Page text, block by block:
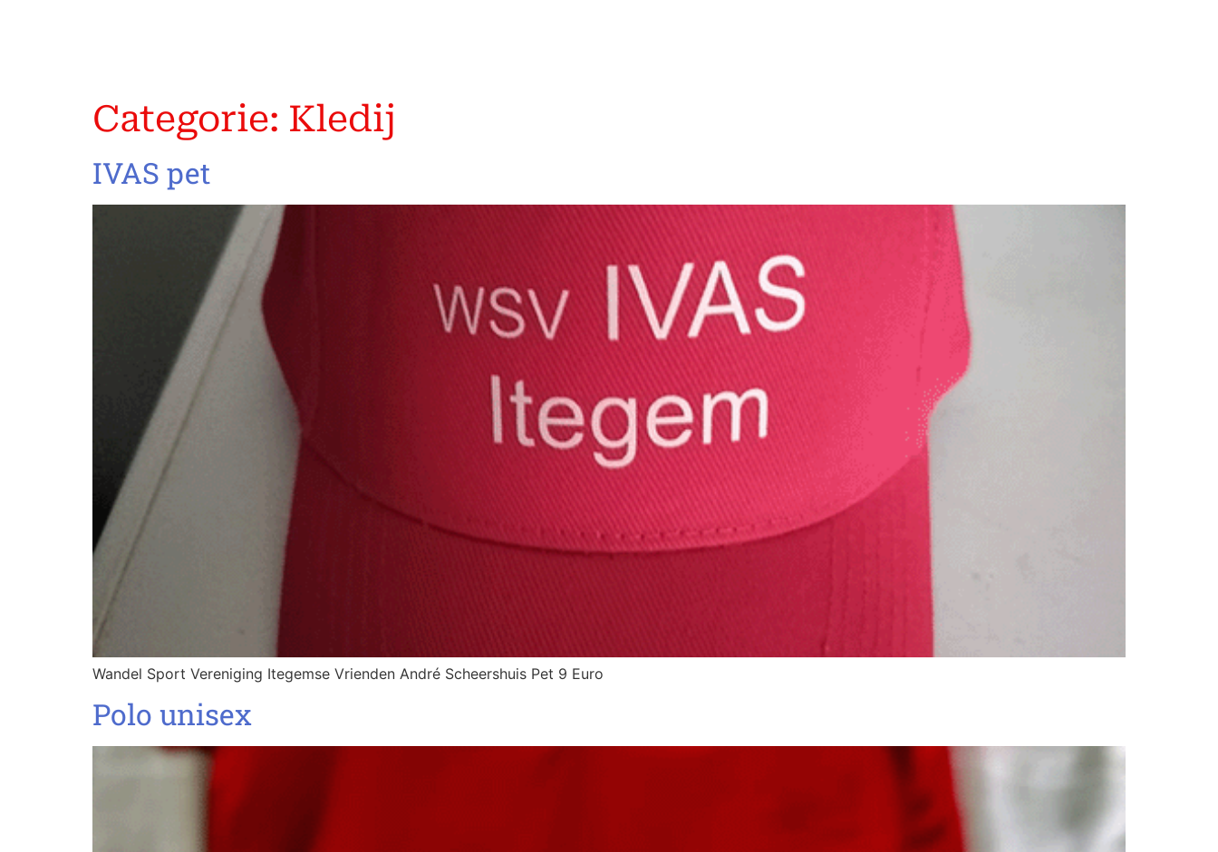
Categorie: Kledij
IVAS pet
Wandel Sport Vereniging Itegemse Vrienden André Scheershuis Pet 9 Euro
Polo unisex